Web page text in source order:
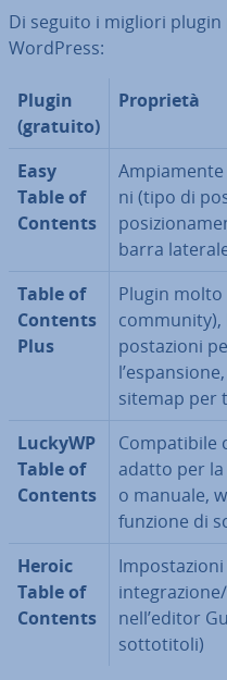
Di seguito i migliori
WordPress:
Plugin
(gratuito)
Proprietà
Easy
Table of
Contents
ni (tipo di
barra
Table of
Contents
Plus
Plugin
po­sta­zio­ni
sitemap per
LuckyWP
Table of
Contents
Com­pa­ti­bi­le
adatto per
o manuale,
funzione di
Heroic
Table of
Contents
nell’editor
sot­to­ti­to­li)